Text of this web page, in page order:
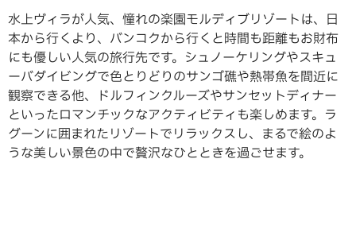
水上ヴィラが人気、憧れの楽園モルディブリゾートは、日
本から行くより、バンコクから行くと時間も距離もお財布
にも優しい人気の旅行先です。シュノーケリングやスキュ
ーバダイビングで色とりどりのサンゴ礁や熱帯魚を間近に
観察できる他、ドルフィンクルーズやサンセットディナー
といったロマンチックなアクティビティも楽しめます。ラ
グーンに囲まれたリゾートでリラックスし、まるで絵のよ
うな美しい景色の中で贅沢なひとときを過ごせます。